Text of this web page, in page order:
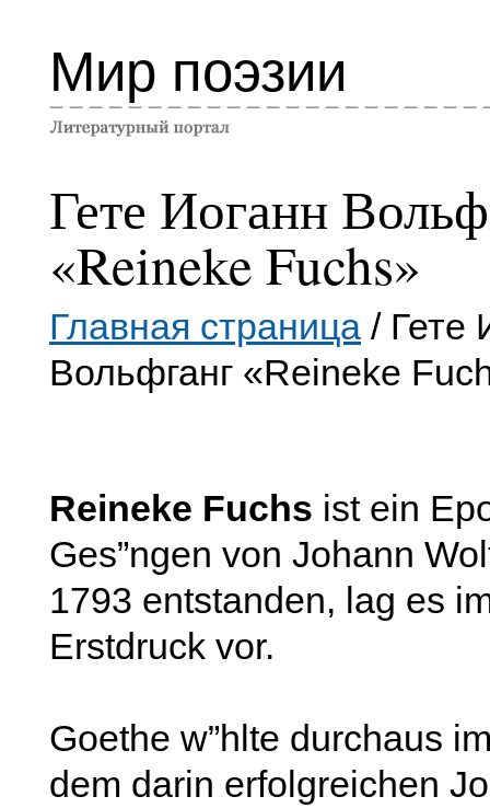
Мир поэзии
Гете Иоганн
«Reineke Fuchs»
Главная страница / Гете
Вольфганг «Reineke
Reineke Fuchs ist ein
Ges”ngen von Johann
1793 entstanden, lag es
Erstdruck vor.
Goethe w”hlte durchaus
dem darin erfolgreichen